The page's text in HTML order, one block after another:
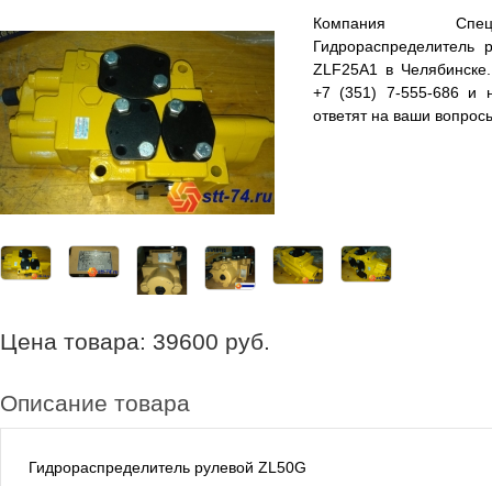
Компания
ZLF25A1 в
+7 (351) 7-555-686 и
ответят на ваши
Цена товара: 39600 руб.
Описание товара
Гидрораспределитель рулевой ZL50G